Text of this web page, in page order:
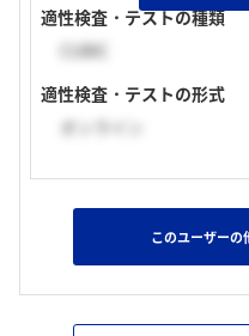
適性検査・テストの種類
CUBIC
適性検査・テストの形式
オンライン
このユーザーの